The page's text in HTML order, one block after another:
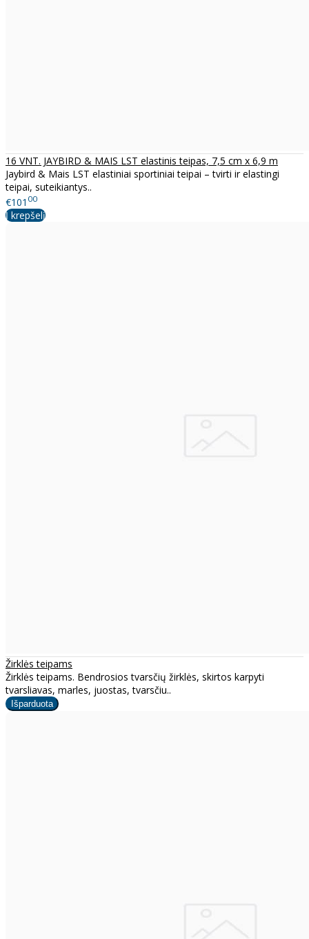
16 VNT. JAYBIRD & MAIS LST elastinis teipas, 7,5 cm x 6,9 m
Jaybird & Mais LST elastiniai sportiniai teipai – tvirti ir elastingi
teipai, suteikiantys..
€101 00
Į krepšelį
Žirklės teipams
Žirklės teipams. Bendrosios tvarsčių žirklės, skirtos karpyti
tvarsliavas, marles, juostas, tvarsčiu..